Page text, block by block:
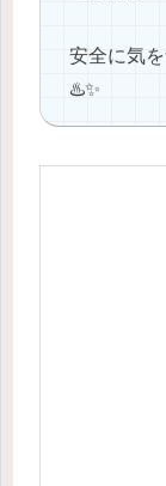
安全に気
♨️✨